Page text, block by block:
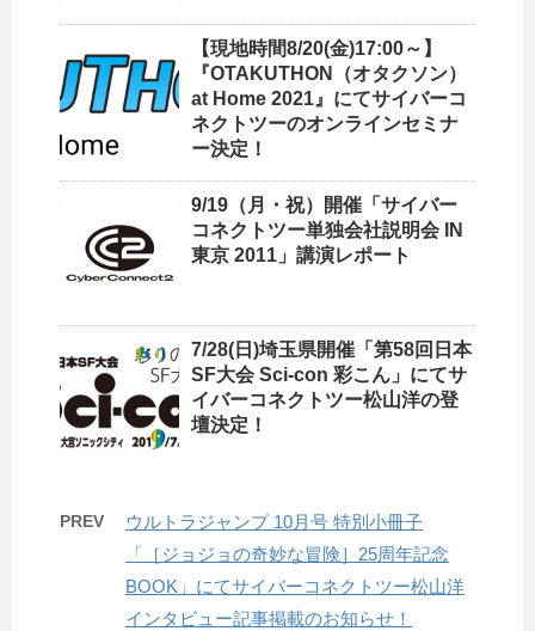
【現地時間8/20(金)17:00～】
『OTAKUTHON（オタクソン）
at Home 2021』にてサイバーコ
ネクトツーのオンラインセミナ
ー決定！
9/19（月・祝）開催「サイバー
コネクトツー単独会社説明会 IN
東京 2011」講演レポート
7/28(日)埼玉県開催「第58回日本
SF大会 Sci-con 彩こん」にてサ
イバーコネクトツー松山洋の登
壇決定！
PREV
ウルトラジャンプ 10月号 特別小冊子
「［ジョジョの奇妙な冒険］25周年記念
BOOK」にてサイバーコネクトツー松山洋
インタビュー記事掲載のお知らせ！